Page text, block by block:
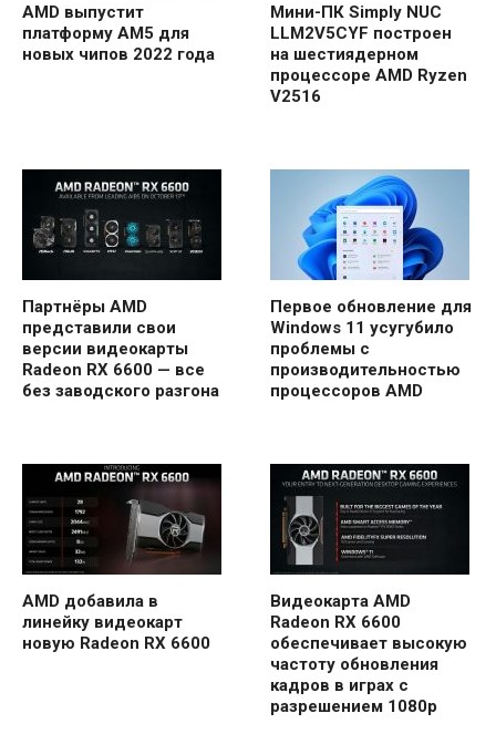
AMD выпустит
платформу AM5 для
новых чипов 2022 года
Мини-ПК Simply NUC
LLM2V5CYF построен
на шестиядерном
процессоре AMD Ryzen
V2516
Партнёры AMD
представили свои
версии видеокарты
Radeon RX 6600 — все
без заводского разгона
Первое обновление для
Windows 11 усугубило
проблемы с
производительностью
процессоров AMD
AMD добавила в
линейку видеокарт
новую Radeon RX 6600
Видеокарта AMD
Radeon RX 6600
обеспечивает высокую
частоту обновления
кадров в играх с
разрешением 1080p